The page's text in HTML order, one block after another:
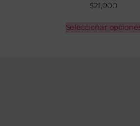
$21,000
Seleccionar